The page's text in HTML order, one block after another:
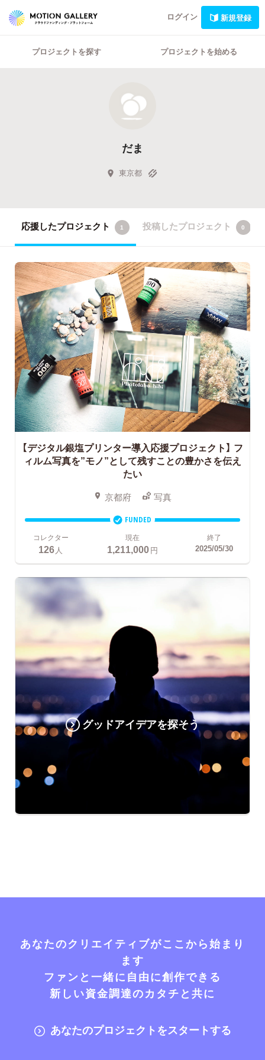
ログイン 新規登録
プロジェクトを探す プロジェクトを始める
だま
東京都
応援したプロジェクト 1 投稿したプロジェクト 0
【デジタル銀塩プリンター導入応援プロジェクト】 フ
ィルム写真を”モノ”として残すことの豊かさを伝え
たい
京都府 写真
FUNDED
コレクター
126 人
現在
1,211,000円
終了
2025/05/30
グッドアイデアを探そう
あなたのクリエイティブがここから始まり
ます
ファンと一緒に自由に創作できる
新しい資金調達のカタチと共に
あなたのプロジェクトをスタートする